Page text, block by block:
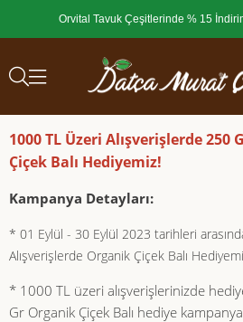
Orvital Tavuk Çeşitlerinde % 15
1000 TL Üzeri Alışverişlerde 250
Çiçek Balı Hediyemiz!
Kampanya Detayları:
* 01 Eylül - 30 Eylül 2023 tarihleri
Alışverişlerde Organik Çiçek Balı
* 1000 TL üzeri alışverişlerinizde
Gr Organik Çiçek Balı hediye